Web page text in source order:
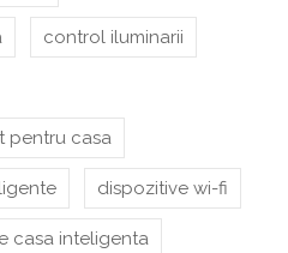
control iluminarii
pentru casa
dispozitive wi-fi
casa inteligenta